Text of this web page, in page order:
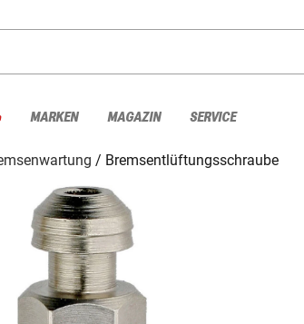
MARKEN MAGAZIN SERVICE
Bremsentlüftungsschraube